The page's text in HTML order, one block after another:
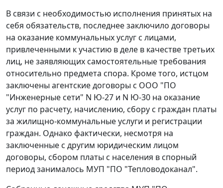
В связи с необходимостью исполнения принятых на
себя обязательств, последнее заключило договоры
на оказание коммунальных услуг с лицами,
привлеченными к участию в деле в качестве третьих
лиц, не заявляющих самостоятельные требования
относительно предмета спора. Кроме того, истцом
заключены агентские договоры с ООО "ПО
"Инженерные сети" N Ю-27 и N Ю-30 на оказание
услуг по расчету, начислению, сбору с граждан платы
за жилищно-коммунальные услуги и регистрации
граждан. Однако фактически, несмотря на
заключенные с другим юридическим лицом
договоры, сбором платы с населения в спорный
период занималось МУП "ПО "Тепловодоканал".